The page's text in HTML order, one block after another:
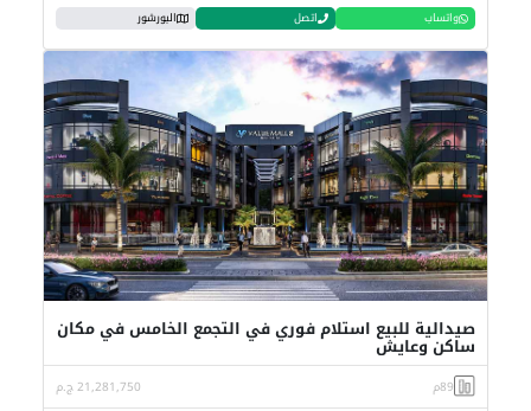
واتساب اتصل البورشور
صيدالية للبيع استلام فوري في التجمع الخامس في مكان
ساكن وعايش
89م 21,281,750 ج.م